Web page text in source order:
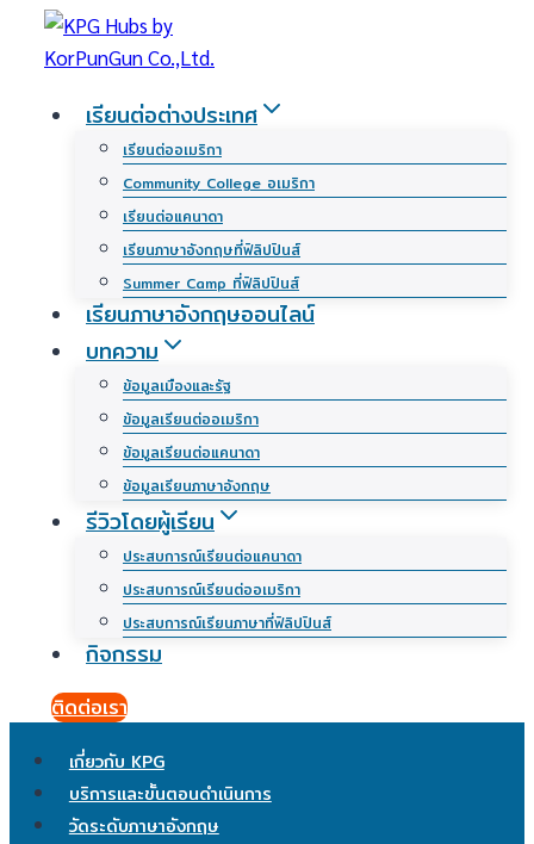
เรียนต่อต่างประเทศ
เรียนต่ออเมริกา
Community College อเมริกา
เรียนต่อแคนาดา
เรียนภาษาอังกฤษที่ฟิลิปปินส์
Summer Camp ที่ฟิลิปปินส์
เรียนภาษาอังกฤษออนไลน์
บทความ
ข้อมูลเมืองและรัฐ
ข้อมูลเรียนต่ออเมริกา
ข้อมูลเรียนต่อแคนาดา
ข้อมูลเรียนภาษาอังกฤษ
รีวิวโดยผู้เรียน
ประสบการณ์เรียนต่อแคนาดา
ประสบการณ์เรียนต่ออเมริกา
ประสบการณ์เรียนภาษาที่ฟิลิปปินส์
กิจกรรม
ติดต่อเรา
เกี่ยวกับ KPG
บริการและขั้นตอนดำเนินการ
วัดระดับภาษาอังกฤษ